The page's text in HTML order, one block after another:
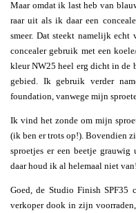
Maar omdat ik last heb van
raar uit als ik daar een
smeer. Dat steekt namelijk echt
concealer gebruik met een
kleur NW25 heel erg dicht in de
gebied. Ik gebruik verder
foundation, vanwege mijn
Ik vind het zonde om mijn
(ik ben er trots op!). Bovendien
sproetjes er een beetje
daar houd ik al helemaal niet van!
Goed, de Studio Finish SPF35
verkoper dook in zijn